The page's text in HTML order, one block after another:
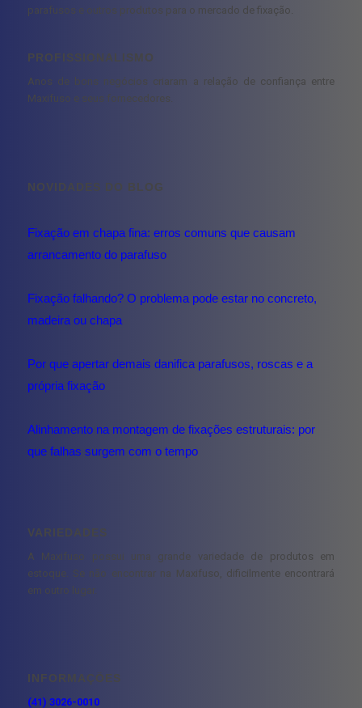
parafusos e outros produtos para o mercado de fixação.
PROFISSIONALISMO
Anos de bons negócios criaram a relação de confiança entre
Maxifuso e seus fornecedores.
NOVIDADES DO BLOG
Fixação em chapa fina: erros comuns que causam
arrancamento do parafuso
Fixação falhando? O problema pode estar no concreto,
madeira ou chapa
Por que apertar demais danifica parafusos, roscas e a
própria fixação
Alinhamento na montagem de fixações estruturais: por
que falhas surgem com o tempo
VARIEDADES
A Maxifuso possui uma grande variedade de produtos em
estoque. Se não encontrar na Maxifuso, dificilmente encontrará
em outro lugar.
INFORMAÇÕES
(41) 3026-0010